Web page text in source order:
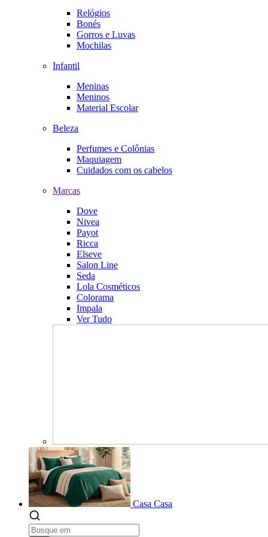
Relógios
Bonés
Gorros e Luvas
Mochilas
Infantil
Meninas
Meninos
Material Escolar
Beleza
Perfumes e Colônias
Maquiagem
Cuidados com os cabelos
Marcas
Dove
Nivea
Payot
Ricca
Elseve
Salon Line
Seda
Lola Cosméticos
Colorama
Impala
Ver Tudo
Casa Casa